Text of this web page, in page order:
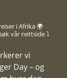
i Afrika 🌍
vår nettside ⤵️